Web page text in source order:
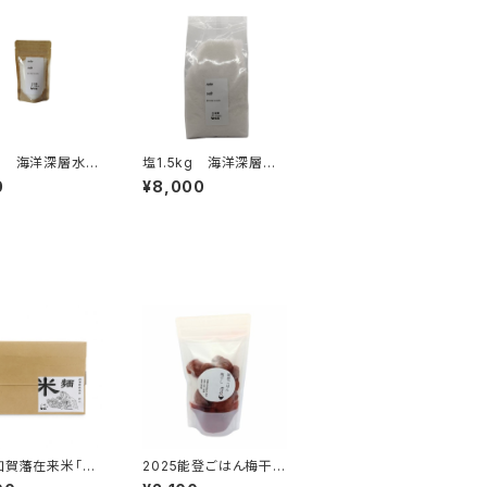
海洋深層水の
塩1.5kg 海洋深層水
の薪炊き
¥8,000
藩在来米「巾
2025能登ごはん梅干し
500g 自然栽培